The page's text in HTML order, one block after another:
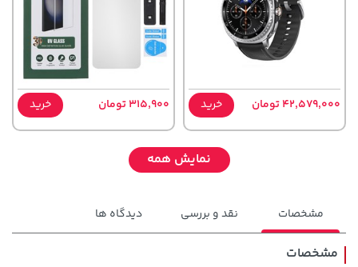
42,579,000 تومان خرید 315,900 تومان خرید
نمایش همه
مشخصات نقد و بررسی دیدگاه ها
مشخصات